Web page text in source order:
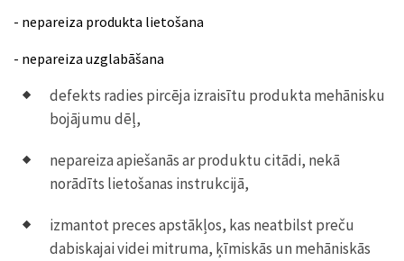
- nepareiza produkta lietošana
- nepareiza uzglabāšana
defekts radies pircēja izraisītu produkta mehānisku
bojājumu dēļ,
nepareiza apiešanās ar produktu citādi, nekā
norādīts lietošanas instrukcijā,
izmantot preces apstākļos, kas neatbilst preču
dabiskajai videi mitruma, ķīmiskās un mehāniskās